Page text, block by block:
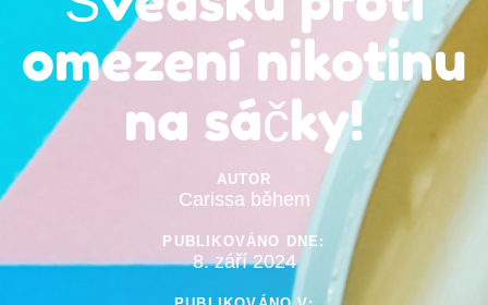
omezení nikotinu
na sáčky!
AUTOR
Carissa během
PUBLIKOVÁNO DNE:
8. září 2024